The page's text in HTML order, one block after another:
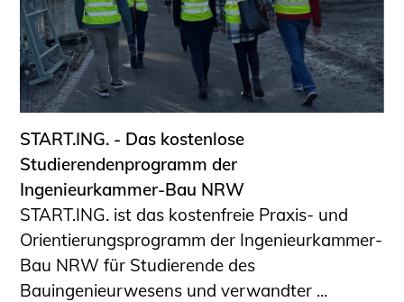
START.ING. - Das kostenlose
Studierendenprogramm der
Ingenieurkammer-Bau NRW
START.ING. ist das kostenfreie Praxis- und
Orientierungsprogramm der Ingenieurkammer-
Bau NRW für Studierende des
Bauingenieurwesens und verwandter ...